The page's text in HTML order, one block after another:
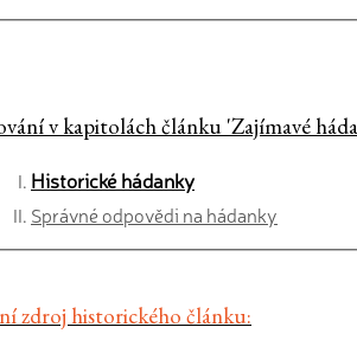
v kapitolách článku 'Zajímavé
Historické hádanky
Správné odpovědi na hádanky
zdroj historického článku: